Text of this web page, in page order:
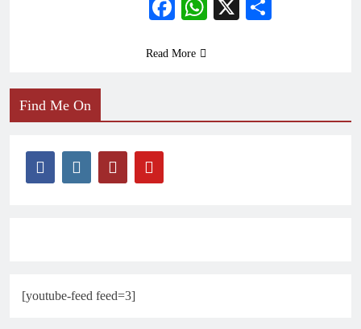
Facebook
WhatsApp
X
Read More
Find Me On
[youtube-feed feed=3]